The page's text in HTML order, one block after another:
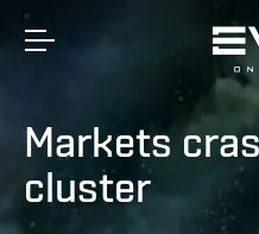
Markets
cluster